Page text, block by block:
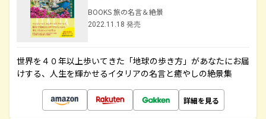
BOOKS 旅の名言＆絶景
2022.11.18 発売
世界を４０年以上歩いてきた「地球の歩き方」があなたにお届
けする、人生を輝かせるイタリアの名言と癒やしの絶景集
詳細を見る